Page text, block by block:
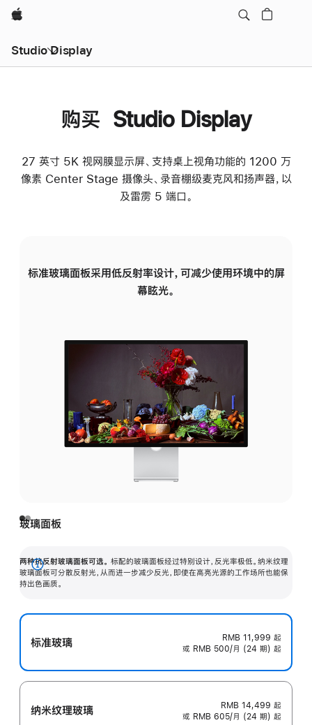
Apple
Studio Display
购买 Studio Display
27 英寸 5K 视网膜显示屏、支持桌上视角功能的 1200 万
像素 Center Stage 摄像头、录音棚级麦克风和扬声器，以
及雷雳 5 端口。
标准玻璃面板采用低反射率设计，可减少使用环境中的屏
幕眩光。
玻璃面板
两种抗反射玻璃面板可选。 标配的玻璃面板经过特别设计，反光率极低。纳米纹理
玻璃面板可分散反射光，从而进一步减少反光，即使在高亮光源的工作场所也能保
持出色画质。
展
开
标准玻璃 RMB 11,999 起
或 RMB 500/月 (24 期) 起
纳米纹理玻璃 RMB 14,499 起
或 RMB 605/月 (24 期) 起